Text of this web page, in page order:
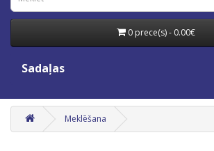
0 prece(s) - 0.00€
Sadaļas
Meklēšana